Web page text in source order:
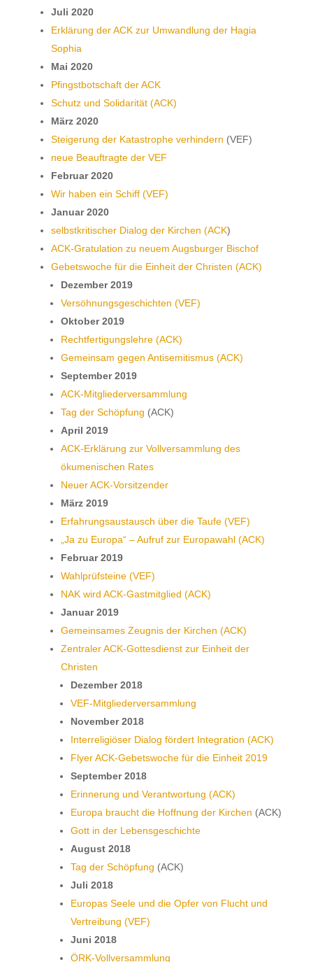
Juli 2020
Erklärung der ACK zur Umwandlung der Hagia
Sophia
Mai 2020
Pfingstbotschaft der ACK
Schutz und Solidarität (ACK)
März 2020
Steigerung der Katastrophe verhindern (VEF)
neue Beauftragte der VEF
Februar 2020
Wir haben ein Schiff (VEF)
Januar 2020
selbstkritischer Dialog der Kirchen (ACK)
ACK-Gratulation zu neuem Augsburger Bischof
Gebetswoche für die Einheit der Christen (ACK)
Dezember 2019
Versöhnungsgeschichten (VEF)
Oktober 2019
Rechtfertigungslehre (ACK)
Gemeinsam gegen Antisemitismus (ACK)
September 2019
ACK-Mitgliederversammlung
Tag der Schöpfung (ACK)
April 2019
ACK-Erklärung zur Vollversammlung des
ökumenischen Rates
Neuer ACK-Vorsitzender
März 2019
Erfahrungsaustausch über die Taufe (VEF)
„Ja zu Europa“ – Aufruf zur Europawahl (ACK)
Februar 2019
Wahlprüfsteine (VEF)
NAK wird ACK-Gastmitglied (ACK)
Januar 2019
Gemeinsames Zeugnis der Kirchen (ACK)
Zentraler ACK-Gottesdienst zur Einheit der
Christen
Dezember 2018
VEF-Mitgliederversammlung
November 2018
Interreligiöser Dialog fördert Integration (ACK)
Flyer ACK-Gebetswoche für die Einheit 2019
September 2018
Erinnerung und Verantwortung (ACK)
Europa braucht die Hoffnung der Kirchen (ACK)
Gott in der Lebensgeschichte
August 2018
Tag der Schöpfung (ACK)
Juli 2018
Europas Seele und die Opfer von Flucht und
Vertreibung (VEF)
Juni 2018
ÖRK-Vollversammlung